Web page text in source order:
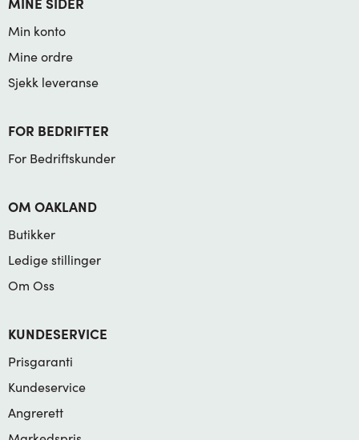
Min konto
Mine ordre
Sjekk leveranse
FOR BEDRIFTER
For Bedriftskunder
OM OAKLAND
Butikker
Ledige stillinger
Om Oss
KUNDESERVICE
Prisgaranti
Kundeservice
Angrerett